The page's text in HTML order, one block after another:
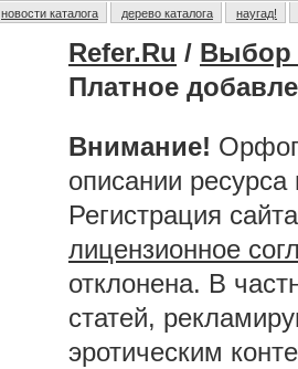
новости каталога дерево каталога наугад!
Refer.Ru / Выбор
Платное
Внимание!
описании
Регистрация
лицензионное
отклонена. В
статей,
эротическим